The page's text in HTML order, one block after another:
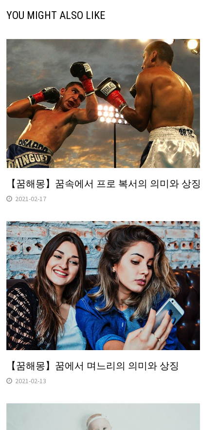
YOU MIGHT ALSO LIKE
【꿈해몽】꿈속에서 프로 복서의 의미와 상징
2021-02-17
【꿈해몽】꿈에서 며느리의 의미와 상징
2021-02-13